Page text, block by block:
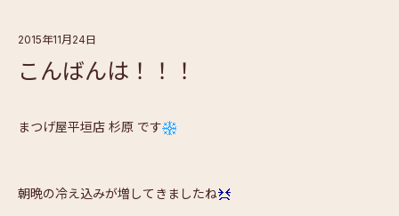
2015年11月24日
こんばんは！！！
まつげ屋平垣店 杉原 です
朝晩の冷え込みが増してきましたね